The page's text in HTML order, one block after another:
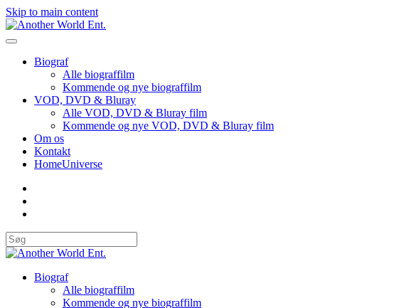
Skip to main content
Biograf
Alle biograffilm
Kommende og nye biograffilm
VOD, DVD & Bluray
Alle VOD, DVD & Bluray film
Kommende og nye VOD, DVD & Bluray film
Om os
Kontakt
HomeUniverse
Biograf
Alle biograffilm
Kommende og nye biograffilm